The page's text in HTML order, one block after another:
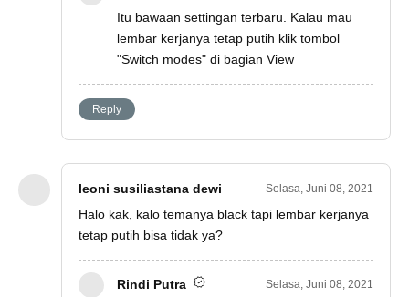
Itu bawaan settingan terbaru. Kalau mau
lembar kerjanya tetap putih klik tombol
"Switch modes" di bagian View
Reply
leoni susiliastana dewi Selasa, Juni 08, 2021
Halo kak, kalo temanya black tapi lembar kerjanya
tetap putih bisa tidak ya?
Rindi Putra Selasa, Juni 08, 2021